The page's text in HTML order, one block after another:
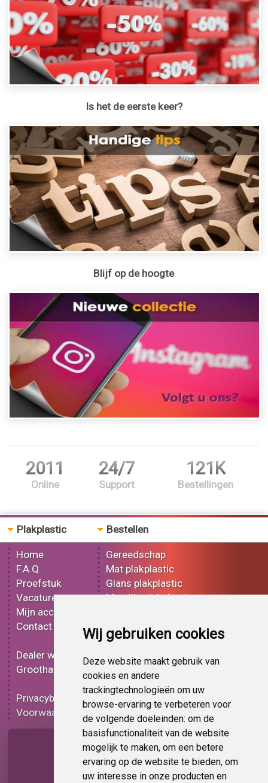
Wij gebruiken cookies
Deze website maakt gebruik van
cookies en andere
trackingtechnologieën om uw
browse-ervaring te verbeteren voor
de volgende doeleinden: om de
basisfunctionaliteit van de website
mogelijk te maken, om een betere
ervaring op de website te bieden, om
uw interesse in onze producten en
Is het de eerste keer?
Blijf op de hoogte
2011
Online
24/7
Support
121K
Bestellingen
Plakplastic
Home
F.A.Q.
Proefstuk
Vacatures
Mijn account
Contact
Dealer worden
Groothandel
Privacybeleid
Voorwaarden
Bestellen
Gereedschap
Mat plakplastic
Glans plakplastic
Metallic plakplastic
Effect plakplastic
Bedrukt plakplastic
Carbon plakplastic
Lampen folie
Functionele folie
Plakplastic korting
Op bestelling
Pagina delen